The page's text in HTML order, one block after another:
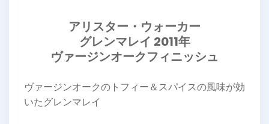
アリスター・ウォーカー
グレンマレイ 2011年
ヴァージンオークフィニッシュ
ヴァージンオークのトフィー＆スパイスの風味が効
いたグレンマレイ